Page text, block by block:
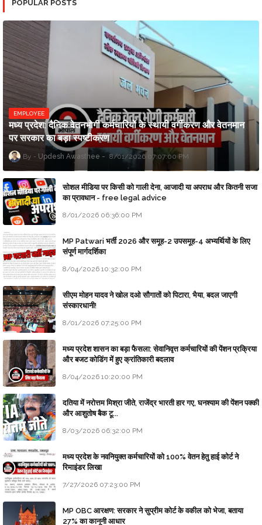
POPULAR POSTS
EMPLOYEE
मध्य प्रदेश: दैनिक वेतनभोगी कर्मचारियों के स्थायी वर्गीकरण और वेतनमान
पर सरकार का बड़ा स्पष्टीकरण
Updesh Awasthee 8/01/2026 07:07:00 PM
सोशल मीडिया पर किसी को गाली देना, आजादी या अपराध और कितनी सजा
का प्रावधान - free legal advice
8/01/2026 06:36:00 PM
MP Patwari भर्ती 2026 और समूह-2 उपसमूह-4 अभ्यर्थियों के लिए
संपूर्ण मार्गदर्शिका
8/04/2026 10:32:00 PM
सीएम मोहन यादव ने खोल दओ सौगातों को पिटारा, भैया, बदल जाएगी
संस्कारधानी!
8/01/2026 07:25:00 PM
मध्य प्रदेश शासन का बड़ा फैसला: सेवानिवृत्त कर्मचारियों की पेंशन प्रक्रिया
और बजट कोडिंग में हुए क्रांतिकारी बदलाव
8/04/2026 10:20:00 PM
दतिया में नरोत्तम मिश्रा जीते, राजेंद्र भारती हार गए, घनश्याम की पेंशन पक्की
और आशुतोष बैक टू...
8/03/2026 06:32:00 PM
मध्य प्रदेश के नवनियुक्त कर्मचारियों को 100% वेतन हेतु हाई कोर्ट ने
रिमाइंडर लिखा
7/27/2026 07:23:00 PM
MP OBC आरक्षण: सरकार ने सुप्रीम कोर्ट के वकील को भेजा, बताया
27% का कानूनी आधार